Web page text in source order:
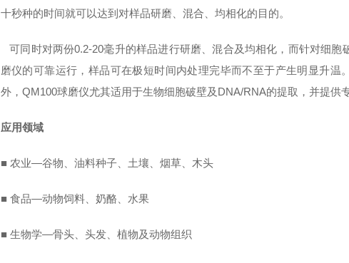
十秒种的时间就可以达到对样品研磨、混合、均相化的目的。
可同时对两份0.2-20毫升的样品进行研磨、混合及均相化，而针对细
磨仪的可靠运行，样品可在极短时间内处理完毕而不至于产生明显升
外，QM100球磨仪尤其适用于生物细胞破壁及DNA/RNA的提取，并提供
应用领域
■ 农业—谷物、油料种子、土壤、烟草、木头
■ 食品—动物饲料、奶酪、水果
■ 生物学—骨头、头发、植物及动物组织